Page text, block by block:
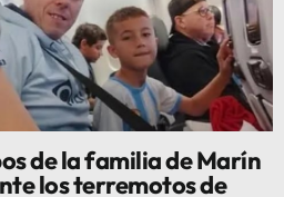
de la familia de Marín
los terremotos de